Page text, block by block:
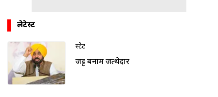
लेटेस्ट
स्टेट
जट्ट बनाम जत्थेदार